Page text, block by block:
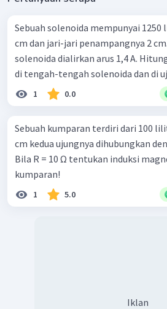
Sebuah solenoida mempunyai
cm dan jari-jari penampangnya 2
solenoida dialirkan arus 1,4 A.
di tengah-tengah solenoida dan di
1 0.0
Sebuah kumparan terdiri dari 100
cm kedua ujungnya dihubungkan
Bila R = 10 Ω tentukan induksi
kumparan!
1 5.0
Iklan